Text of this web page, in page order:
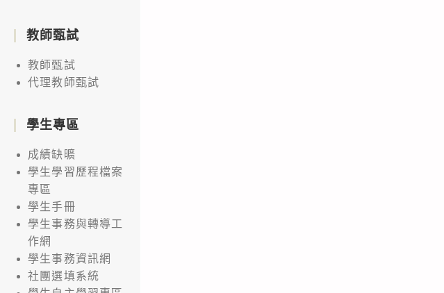
教師甄試
教師甄試
代理教師甄試
學生專區
成績缺曠
學生學習歷程檔案
專區
學生手冊
學生事務與轉導工
作網
學生事務資訊網
社團選填系統